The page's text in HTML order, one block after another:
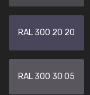
RAL 300 20 20
RAL 300 30 05